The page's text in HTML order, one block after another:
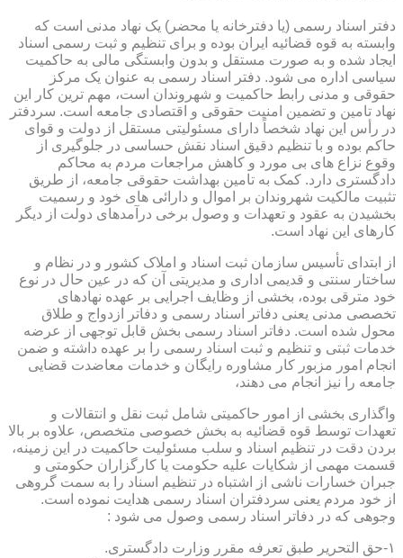
دفتر اسناد رسمی (یا دفترخانه یا محضر) یک نهاد مدنی است که
وابسته به قوه قضائیه ایران بوده و برای تنظیم و ثبت رسمی اسناد
ایجاد شده و به صورت مستقل و بدون وابستگی مالی به حاکمیت
سیاسی اداره می شود. دفتر اسناد رسمی به عنوان یک مرکز
حقوقی و مدنی رابط حاکمیت و شهروندان است، مهم ترین کار این
نهاد تامین و تضمین امنیت حقوقی و اقتصادی جامعه است. سردفتر
در رأس این نهاد شخصاً دارای مسئولیتی مستقل از دولت و قوای
حاکم بوده و با تنظیم دقیق اسناد نقش حساسی در جلوگیری از
وقوع نزاع های بی مورد و کاهش مراجعات مردم به محاکم
دادگستری دارد. کمک به تامین بهداشت حقوقی جامعه، از طریق
تثبیت مالکیت شهروندان بر اموال و دارائی های خود و رسمیت
بخشیدن به عقود و تعهدات و وصول برخی درآمدهای دولت از دیگر
کارهای این نهاد است.
از ابتدای تأسیس سازمان ثبت اسناد و املاک کشور و در نظام و
ساختار سنتی و قدیمی اداری و مدیریتی آن که در عین حال در نوع
خود مترقی بوده، بخشی از وظایف اجرایی بر عهده نهادهای
تخصصی مدنی یعنی دفاتر اسناد رسمی و دفاتر ازدواج و طلاق
محول شده است. دفاتر اسناد رسمی بخش قابل توجهی از عرضه
خدمات ثبتی و تنظیم و ثبت اسناد رسمی را بر عهده داشته و ضمن
انجام امور مزبور کار مشاوره رایگان و خدمات معاضدت قضایی
جامعه را نیز انجام می دهند،
واگذاری بخشی از امور حاکمیتی شامل ثبت نقل و انتقالات و
تعهدات توسط قوه قضائیه به بخش خصوصی متخصص، علاوه بر بالا
بردن دقت در تنظیم اسناد و سلب مسئولیت حاکمیت در این زمینه،
قسمت مهمی از شکایات علیه حکومت یا کارگزاران حکومتی و
جبران خسارات ناشی از اشتباه در تنظیم اسناد را به سمت گروهی
از خود مردم یعنی سردفتران اسناد رسمی هدایت نموده است.
وجوهی که در دفاتر اسناد رسمی وصول می شود :
۱-حق التحریر طبق تعرفه مقرر وزارت دادگستری.